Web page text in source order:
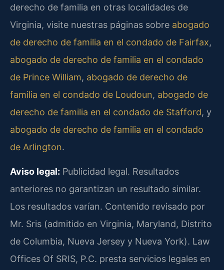
derecho de familia en otras localidades de
Virginia, visite nuestras páginas sobre abogado
de derecho de familia en el condado de Fairfax,
abogado de derecho de familia en el condado
de Prince William, abogado de derecho de
familia en el condado de Loudoun, abogado de
derecho de familia en el condado de Stafford, y
abogado de derecho de familia en el condado
de Arlington.
Aviso legal: Publicidad legal. Resultados
anteriores no garantizan un resultado similar.
Los resultados varían. Contenido revisado por
Mr. Sris (admitido en Virginia, Maryland, Distrito
de Columbia, Nueva Jersey y Nueva York). Law
Offices Of SRIS, P.C. presta servicios legales en